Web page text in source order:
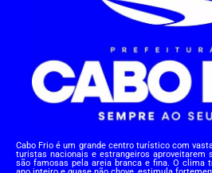
Cabo Frio é um grande centro turístico com
turistas nacionais e estrangeiros aproveitarem
são famosas pela areia branca e fina. O clima